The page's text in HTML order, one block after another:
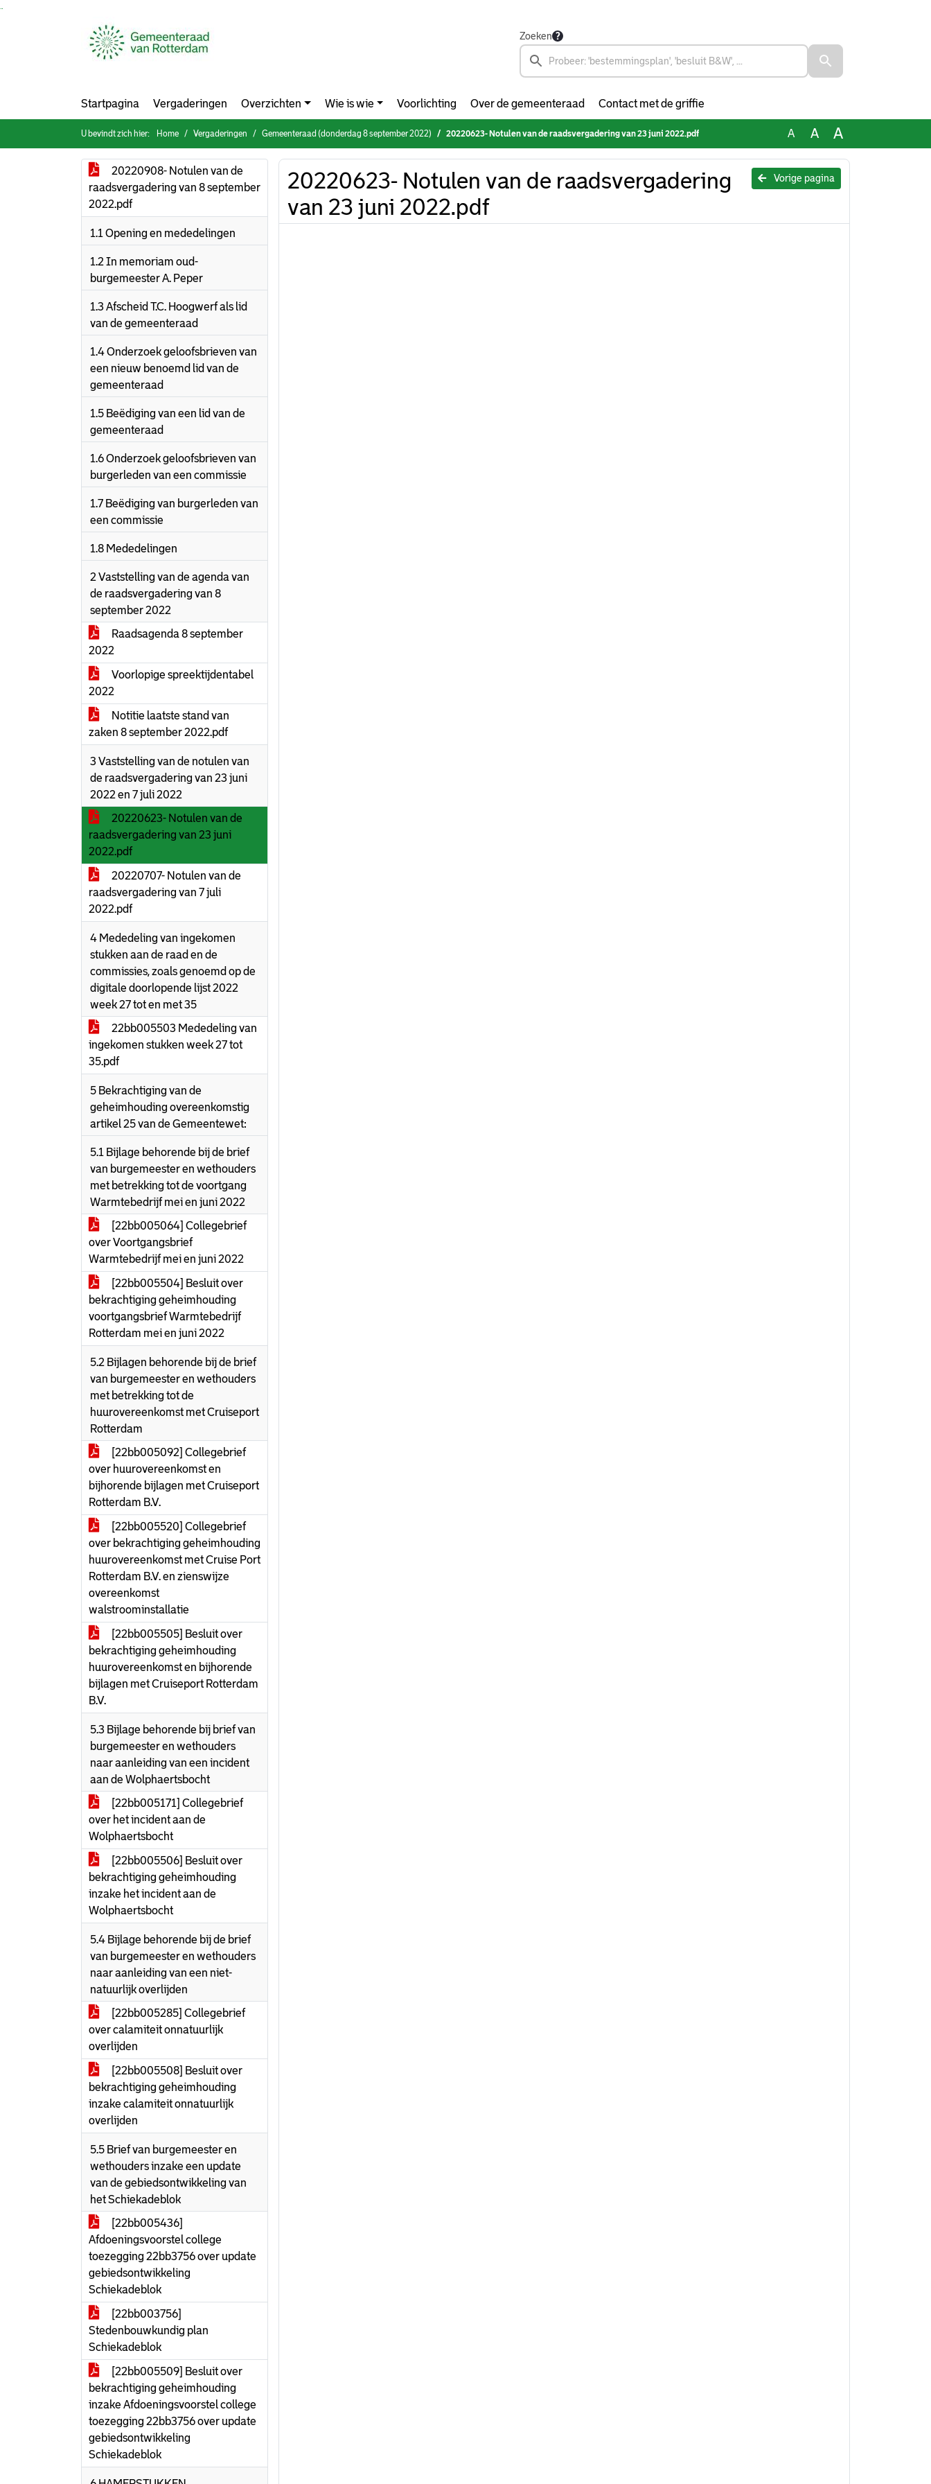
Zoeken
Startpagina Vergaderingen Overzichten Wie is wie Voorlichting Over de gemeenteraad Contact met de griffie
U bevindt zich hier: Home Vergaderingen Gemeenteraad (donderdag 8 september 2022) 20220623- Notulen van de raadsvergadering van 23 juni 2022.pdf A A A
20220908- Notulen van de
raadsvergadering van 8 september
2022.pdf
1.1 Opening en mededelingen
1.2 In memoriam oud-
burgemeester A. Peper
1.3 Afscheid T.C. Hoogwerf als lid
van de gemeenteraad
1.4 Onderzoek geloofsbrieven van
een nieuw benoemd lid van de
gemeenteraad
1.5 Beëdiging van een lid van de
gemeenteraad
1.6 Onderzoek geloofsbrieven van
burgerleden van een commissie
1.7 Beëdiging van burgerleden van
een commissie
1.8 Mededelingen
2 Vaststelling van de agenda van
de raadsvergadering van 8
september 2022
Raadsagenda 8 september
2022
Voorlopige spreektijdentabel
2022
Notitie laatste stand van
zaken 8 september 2022.pdf
3 Vaststelling van de notulen van
de raadsvergadering van 23 juni
2022 en 7 juli 2022
20220623- Notulen van de
raadsvergadering van 23 juni
2022.pdf
20220707- Notulen van de
raadsvergadering van 7 juli
2022.pdf
4 Mededeling van ingekomen
stukken aan de raad en de
commissies, zoals genoemd op de
digitale doorlopende lijst 2022
week 27 tot en met 35
22bb005503 Mededeling van
ingekomen stukken week 27 tot
35.pdf
5 Bekrachtiging van de
geheimhouding overeenkomstig
artikel 25 van de Gemeentewet:
5.1 Bijlage behorende bij de brief
van burgemeester en wethouders
met betrekking tot de voortgang
Warmtebedrijf mei en juni 2022
[22bb005064] Collegebrief
over Voortgangsbrief
Warmtebedrijf mei en juni 2022
[22bb005504] Besluit over
bekrachtiging geheimhouding
voortgangsbrief Warmtebedrijf
Rotterdam mei en juni 2022
5.2 Bijlagen behorende bij de brief
van burgemeester en wethouders
met betrekking tot de
huurovereenkomst met Cruiseport
Rotterdam
[22bb005092] Collegebrief
over huurovereenkomst en
bijhorende bijlagen met Cruiseport
Rotterdam B.V.
[22bb005520] Collegebrief
over bekrachtiging geheimhouding
huurovereenkomst met Cruise Port
Rotterdam B.V. en zienswijze
overeenkomst
walstroominstallatie
[22bb005505] Besluit over
bekrachtiging geheimhouding
huurovereenkomst en bijhorende
bijlagen met Cruiseport Rotterdam
B.V.
5.3 Bijlage behorende bij brief van
burgemeester en wethouders
naar aanleiding van een incident
aan de Wolphaertsbocht
[22bb005171] Collegebrief
over het incident aan de
Wolphaertsbocht
[22bb005506] Besluit over
bekrachtiging geheimhouding
inzake het incident aan de
Wolphaertsbocht
5.4 Bijlage behorende bij de brief
van burgemeester en wethouders
naar aanleiding van een niet-
natuurlijk overlijden
[22bb005285] Collegebrief
over calamiteit onnatuurlijk
overlijden
[22bb005508] Besluit over
bekrachtiging geheimhouding
inzake calamiteit onnatuurlijk
overlijden
5.5 Brief van burgemeester en
wethouders inzake een update
van de gebiedsontwikkeling van
het Schiekadeblok
[22bb005436]
Afdoeningsvoorstel college
toezegging 22bb3756 over update
gebiedsontwikkeling
Schiekadeblok
[22bb003756]
Stedenbouwkundig plan
Schiekadeblok
[22bb005509] Besluit over
bekrachtiging geheimhouding
inzake Afdoeningsvoorstel college
toezegging 22bb3756 over update
gebiedsontwikkeling
Schiekadeblok
Vorige pagina
20220623- Notulen van de raadsvergadering
van 23 juni 2022.pdf